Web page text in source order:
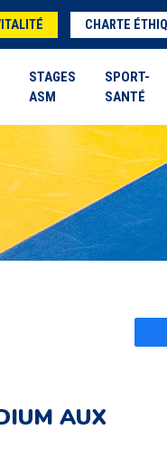
CHARTE
STAGES
ASM
SPORT-
SANTÉ
AUX